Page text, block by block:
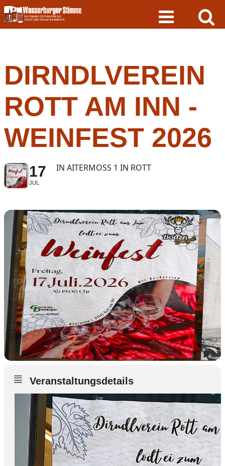
Skip
to
content
DIRNDLVEREIN
ROTT AM INN -
WEINFEST 2026
17
JUL
IN AITERMOSS 1 IN ROTT
Veranstaltungsdetails